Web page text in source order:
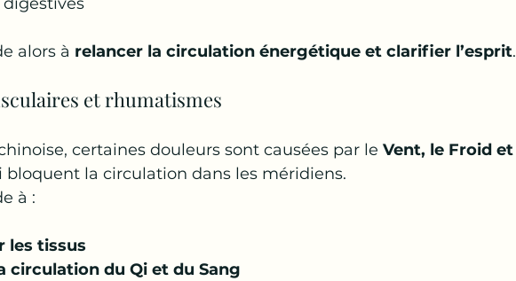
alors à relancer la circulation énergétique et clarifier l’esprit.
et rhumatismes
certaines douleurs sont causées par le Vent, le Froid et
bloquent la circulation dans les méridiens.
à :
les tissus
circulation du Qi et du Sang